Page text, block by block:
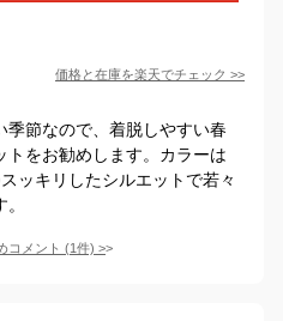
価格と在庫を楽天でチェック >>
季節なので、着脱しやすい春
をお勧めします。カラーは
ッキリしたシルエットで若々
コメント (1件) >